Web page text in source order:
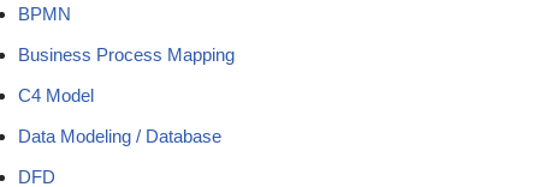
BPMN
Business Process Mapping
C4 Model
Data Modeling / Database
DFD